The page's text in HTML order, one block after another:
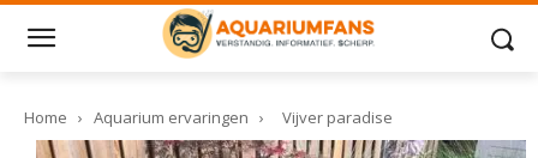
Home › Aquarium ervaringen › Vijver paradise